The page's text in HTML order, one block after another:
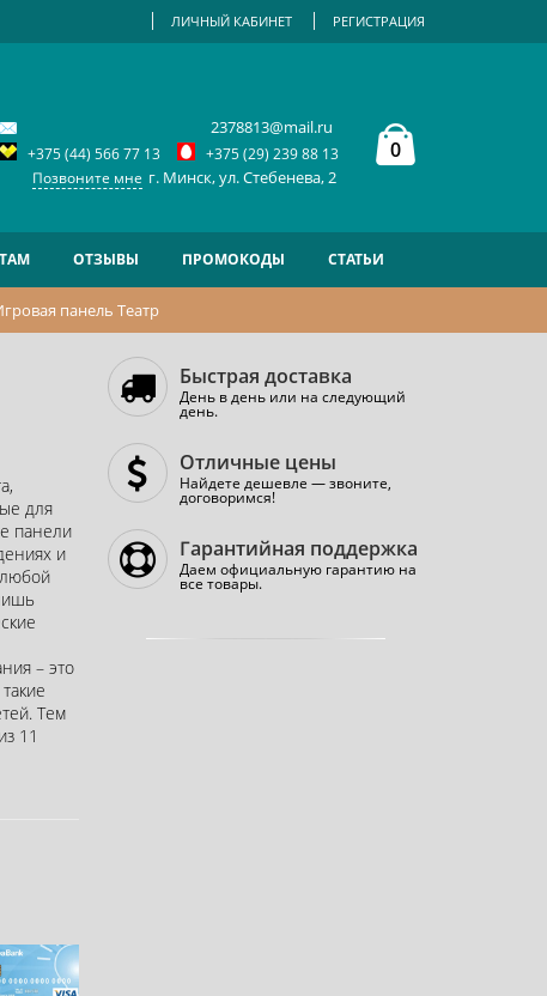
ЛИЧНЫЙ КАБИНЕТ РЕГИСТРАЦИЯ
2378813@mail.ru
+375 (44) 566 77 13
+375 (29) 239 88 13
Позвоните мне г. Минск, ул. Стебенева, 2
0
ОТЗЫВЫ ПРОМОКОДЫ СТАТЬИ
панель Театр
для
панели
и
– это
Тем
11
Быстрая доставка
День в день или на следующий
день.
Отличные цены
Найдете дешевле — звоните,
договоримся!
Гарантийная поддержка
Даем официальную гарантию на
все товары.